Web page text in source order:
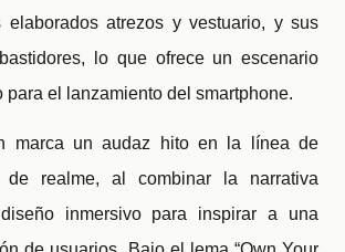
elaborados atrezos y vestuario, y sus
lo que ofrece un escenario
para el lanzamiento del smartphone.
marca un audaz hito en la línea de
de realme, al combinar la narrativa
inmersivo para inspirar a una